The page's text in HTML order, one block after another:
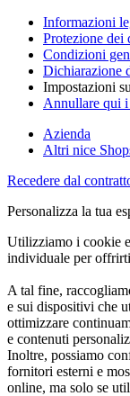
Informazioni
Protezione dei
Condizioni
Dichiarazione
Impostazioni
Annullare qui
Azienda
Altri nice
Recedere dal
Personalizza la tua
Utilizziamo i cookie
individuale per offrirti
A tal fine,
e sui dispositivi che
ottimizzare
e contenuti
Inoltre, possiamo
fornitori esterni e
online, ma solo se